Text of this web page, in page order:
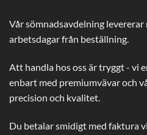
Vår sömnadsavdelning
arbetsdagar från beställning.
Att handla hos oss är tryggt - vi
enbart med premiumvävar och
precision och kvalitet.
Du betalar smidigt med faktura